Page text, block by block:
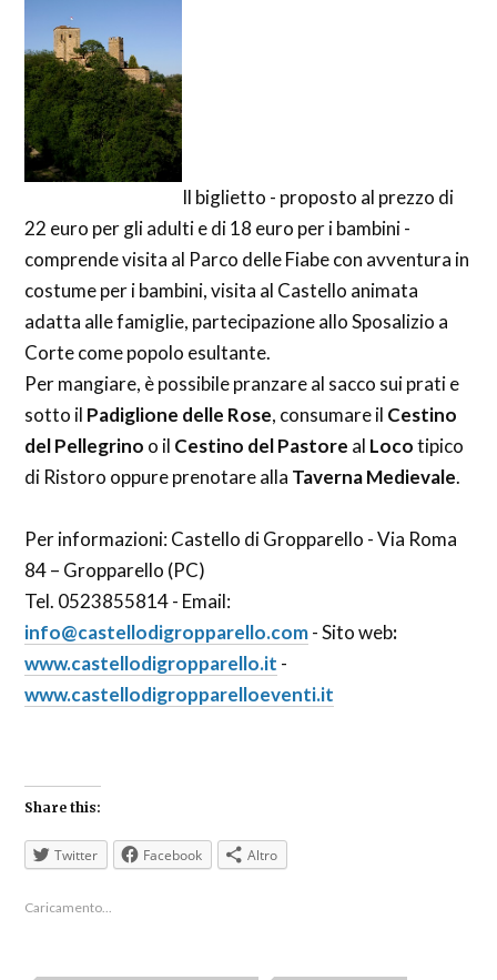
Il biglietto - proposto al prezzo di
22 euro per gli adulti e di 18 euro per i bambini -
comprende visita al Parco delle Fiabe con avventura in
costume per i bambini, visita al Castello animata
adatta alle famiglie, partecipazione allo Sposalizio a
Corte come popolo esultante.
Per mangiare, è possibile pranzare al sacco sui prati e
sotto il Padiglione delle Rose, consumare il Cestino
del Pellegrino o il Cestino del Pastore al Locotipico
di Ristoro oppure prenotare alla Taverna Medievale.
Per informazioni: Castello di Gropparello - Via Roma
84 – Gropparello (PC)
Tel. 0523855814 - Email:
info@castellodigropparello.com- Sito web:
www.castellodigropparello.it -
www.castellodigropparelloeventi.it
Share this:
Twitter Facebook Altro
Caricamento...